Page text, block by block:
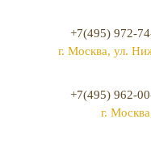
+7(495) 972-
г. Москва, ул.
+7(495) 962-
г.